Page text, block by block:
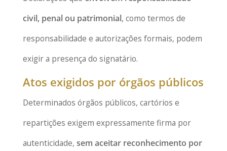
civil, penal ou patrimonial, como termos de
responsabilidade e autorizações formais, podem
exigir a presença do signatário.
Atos exigidos por órgãos públicos
Determinados órgãos públicos, cartórios e
repartições exigem expressamente firma por
autenticidade, sem aceitar reconhecimento por